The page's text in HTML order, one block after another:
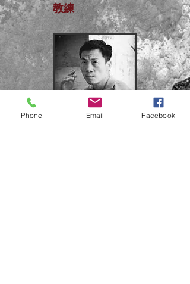
教練
Phone Email Facebook